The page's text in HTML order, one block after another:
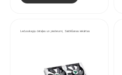
Ledusskapju detaļas un piederumi, Saldēšanas iekārtas